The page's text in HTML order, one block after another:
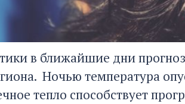
в ближайшие дни
Ночью температура
тепло способствует